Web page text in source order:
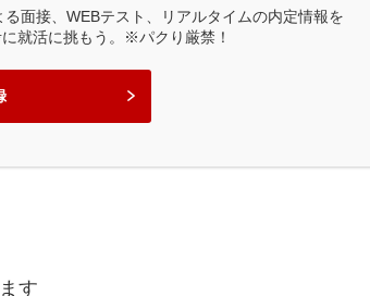
面接、WEBテスト、リアルタイムの内定情報を
就活に挑もう。※パクり厳禁！
す